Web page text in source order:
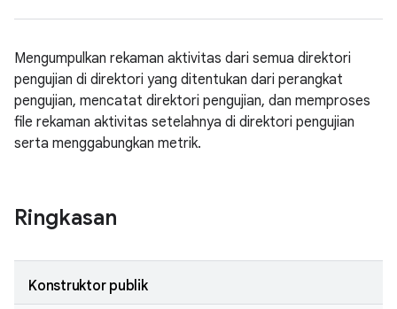
Mengumpulkan rekaman aktivitas dari semua direktori
pengujian di direktori yang ditentukan dari perangkat
pengujian, mencatat direktori pengujian, dan memproses
file rekaman aktivitas setelahnya di direktori pengujian
serta menggabungkan metrik.
Ringkasan
Konstruktor publik